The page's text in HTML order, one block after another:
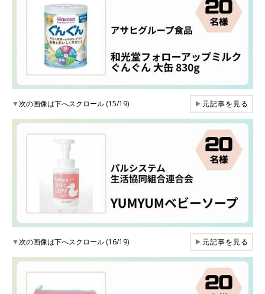
▼次の画像は下へスクロール (15/19) ▶元記事を見る
▼次の画像は下へスクロール (16/19) ▶元記事を見る